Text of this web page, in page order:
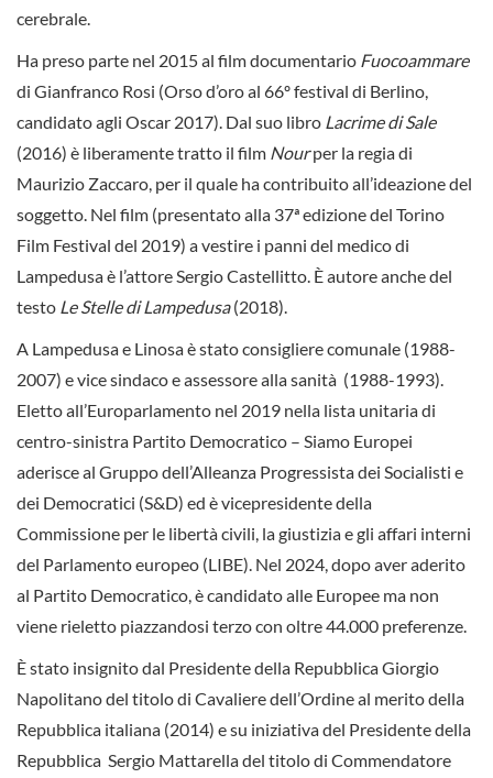
cerebrale.
Ha preso parte nel 2015 al film documentario Fuocoammare
di Gianfranco Rosi (Orso d’oro al 66º festival di Berlino,
candidato agli Oscar 2017). Dal suo libro Lacrime di Sale
(2016) è liberamente tratto il film Nourper la regia di
Maurizio Zaccaro, per il quale ha contribuito all’ideazione del
soggetto. Nel film (presentato alla 37ª edizione del Torino
Film Festival del 2019) a vestire i panni del medico di
Lampedusa è l’attore Sergio Castellitto. È autore anche del
testo Le Stelle di Lampedusa(2018).
A Lampedusa e Linosa è stato consigliere comunale (1988-
2007) e vice sindaco e assessore alla sanità (1988-1993).
Eletto all’Europarlamento nel 2019 nella lista unitaria di
centro-sinistra Partito Democratico – Siamo Europei
aderisce al Gruppo dell’Alleanza Progressista dei Socialisti e
dei Democratici (S&D) ed è vicepresidente della
Commissione per le libertà civili, la giustizia e gli affari interni
del Parlamento europeo (LIBE). Nel 2024, dopo aver aderito
al Partito Democratico, è candidato alle Europee ma non
viene rieletto piazzandosi terzo con oltre 44.000 preferenze.
È stato insignito dal Presidente della Repubblica Giorgio
Napolitano del titolo di Cavaliere dell’Ordine al merito della
Repubblica italiana (2014) e su iniziativa del Presidente della
Repubblica Sergio Mattarella del titolo di Commendatore